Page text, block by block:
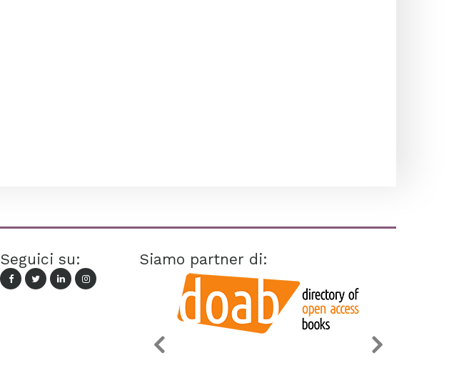
Seguici su: Siamo partner di: